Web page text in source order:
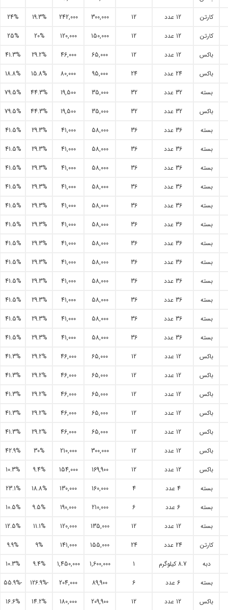
کارتن
12 عدد 12
300,000
242,000
19.3%
24%
کارتن
12 عدد 12
150,000
120,000
20%
25%
باکس
12 عدد 12
65,000
46,000
29.2%
41.3%
باکس
24 عدد 24
95,000
80,000
15.8%
18.8%
بسته
32 عدد 32
35,000
19,500
44.3%
79.5%
باکس
32 عدد 32
35,000
19,500
44.3%
79.5%
بسته
36 عدد 36
58,000
41,000
29.3%
41.5%
بسته
36 عدد 36
58,000
41,000
29.3%
41.5%
بسته
36 عدد 36
58,000
41,000
29.3%
41.5%
بسته
36 عدد 36
58,000
41,000
29.3%
41.5%
بسته
36 عدد 36
58,000
41,000
29.3%
41.5%
بسته
36 عدد 36
58,000
41,000
29.3%
41.5%
بسته
36 عدد 36
58,000
41,000
29.3%
41.5%
بسته
36 عدد 36
58,000
41,000
29.3%
41.5%
بسته
36 عدد 36
58,000
41,000
29.3%
41.5%
بسته
36 عدد 36
58,000
41,000
29.3%
41.5%
بسته
36 عدد 36
58,000
41,000
29.3%
41.5%
بسته
36 عدد 36
58,000
41,000
29.3%
41.5%
باکس
12 عدد 12
65,000
46,000
29.2%
41.3%
باکس
12 عدد 12
65,000
46,000
29.2%
41.3%
باکس
12 عدد 12
65,000
46,000
29.2%
41.3%
باکس
12 عدد 12
65,000
46,000
29.2%
41.3%
باکس
12 عدد 12
65,000
46,000
29.2%
41.3%
باکس
12 عدد 12
300,000
210,000
30%
42.9%
باکس
12 عدد 12
169,900
154,000
9.4%
10.3%
بسته
4 عدد 4
160,000
130,000
18.8%
23.1%
بسته
6 عدد 6
210,000
190,000
9.5%
10.5%
بسته
12 عدد 12
135,000
120,000
11.1%
12.5%
کارتن
24 عدد 24
155,000
141,000
9%
9.9%
دبه
8.7 کیلوگرم 1
1,600,000
1,450,000
9.4%
10.3%
بسته
6 عدد 6
89,900
204,000
-126.9%
-55.9%
باکس
12 عدد 12
209,900
180,000
14.2%
16.6%